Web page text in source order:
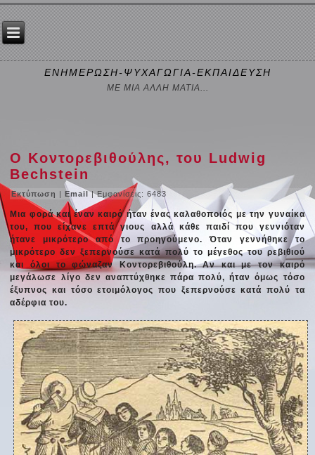
ΕΝΗΜΕΡΩΣΗ-ΨΥΧΑΓΩΓΙΑ-ΕΚΠΑΙΔΕΥΣΗ
ΜΕ ΜΙΑ ΑΛΛΗ ΜΑΤΙΑ...
Ο Κοντορεβιθούλης, του Ludwig
Bechstein
Εκτύπωση |Email| Εμφανίσεις: 6483
Μια φορά και έναν καιρό ήταν ένας καλαθοποιός με την γυναίκα
του, που είχανε επτά γιους αλλά κάθε παιδί που γεννιόταν
ήτανε μικρότερο από το προηγούμενο. Όταν γεννήθηκε το
μικρότερο δεν ξεπερνούσε κατά πολύ το μέγεθος του ρεβιθιού
και όλοι το φώναζαν Κοντορεβιθούλη. Αν και με τον καιρό
μεγάλωσε λίγο δεν αναπτύχθηκε πάρα πολύ, ήταν όμως τόσο
έξυπνος και τόσο ετοιμόλογος που ξεπερνούσε κατά πολύ τα
αδέρφια του.